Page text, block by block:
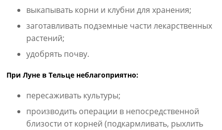
выкапывать корни и клубни для хранения;
заготавливать подземные части лекарственных
растений;
удобрять почву.
При Луне в Тельце неблагоприятно:
пересаживать культуры;
производить операции в непосредственной
близости от корней (подкармливать, рыхлить